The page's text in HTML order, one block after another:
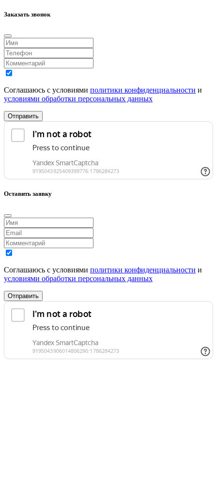
Заказать звонок
Соглашаюсь с условиями политики конфиденциальности и
условиями обработки персональных данных
Отправить
Оставить заявку
Соглашаюсь с условиями политики конфиденциальности и
условиями обработки персональных данных
Отправить